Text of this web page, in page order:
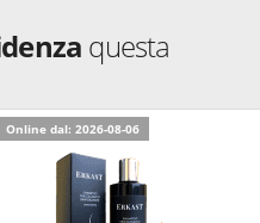
questa
Online dal: 2026-08-06